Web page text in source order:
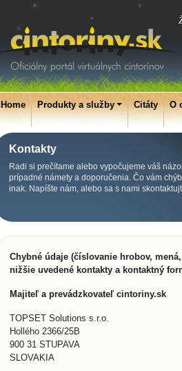
Home Produkty a služby Citáty O
Kontakty
Radi si prečítame alebo vypočujeme váš
prípadné námety a doporučenia. Čo vám
inak. Napíšte nám, alebo sa s nami
Chybné údaje (číslovanie hrobov,
nižšie uvedené kontakty a kontaktný
Majiteľ a prevádzkovateľ cintoriny.sk
TOPSET Solutions s.r.o.
Hollého 2366/25B
900 31 STUPAVA
SLOVAKIA